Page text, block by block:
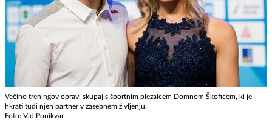
Večino treningov opravi skupaj s športnim plezalcem Domnom Škoficem, ki je
hkrati tudi njen partner v zasebnem življenju.
Foto: Vid Ponikvar